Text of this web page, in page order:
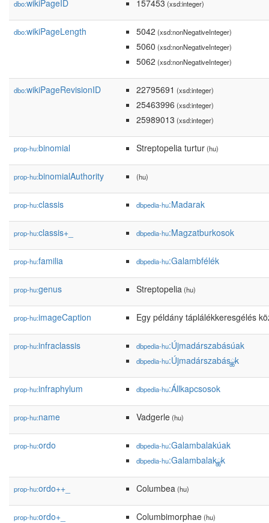
dbo:wikiPageID 157453 (xsd:integer)
dbo:wikiPageLength 5042 (xsd:nonNegativeInteger)
5060 (xsd:nonNegativeInteger)
5062 (xsd:nonNegativeInteger)
dbo:wikiPageRevisionID 22795691 (xsd:integer)
25463996 (xsd:integer)
25989013 (xsd:integer)
prop-hu:binomial Streptopelia turtur(hu)
prop-hu:binomialAuthority (hu)
prop-hu:classis dbpedia-hu:Madarak
prop-hu:classis+_ dbpedia-hu:Magzatburkosok
prop-hu:familia dbpedia-hu:Galambfélék
prop-hu:genus Streptopelia(hu)
prop-hu:imageCaption Egy példány táplálékkeresgélés
prop-hu:infraclassis dbpedia-hu:Újmadárszabásúak
dbpedia-hu:Újmadárszabásྪk
prop-hu:infraphylum dbpedia-hu:Állkapcsosok
prop-hu:name Vadgerle(hu)
prop-hu:ordo dbpedia-hu:Galambalakúak
dbpedia-hu:Galambalakྪk
prop-hu:ordo++_ Columbea(hu)
prop-hu:ordo+_ Columbimorphae(hu)